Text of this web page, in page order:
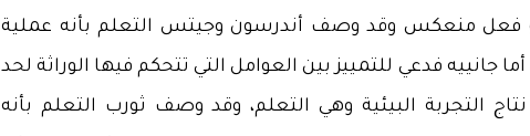
فعل منعكس وقد وصف أندرسون وجيتس التعلم بأنه عملية
فدعي للتمييز بين العوامل التي تتحكم فيها الوراثة لحد
التجربة البيئية وهي التعلم، وقد وصف ثورب التعلم بأنه